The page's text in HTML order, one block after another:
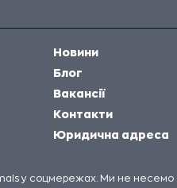
Новини
Блог
Вакансії
Контакти
Юридична адреса
у соцмережах. Ми не